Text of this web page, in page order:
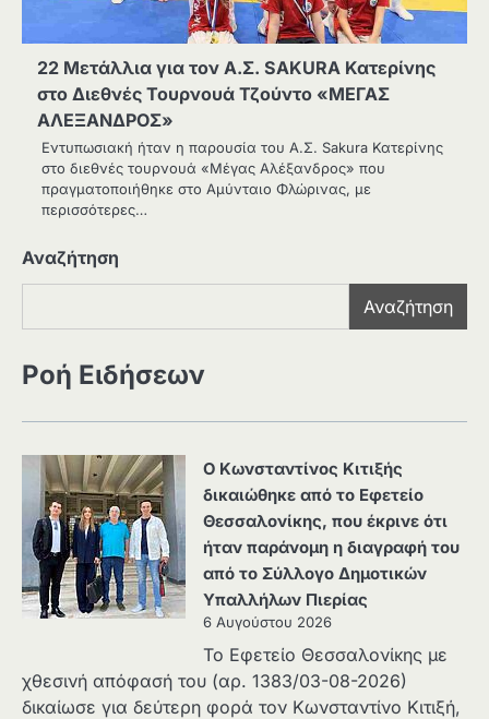
22 Μετάλλια για τον Α.Σ. SAKURA Κατερίνης
στο Διεθνές Τουρνουά Τζούντο «ΜΕΓΑΣ
ΑΛΕΞΑΝΔΡΟΣ»
Εντυπωσιακή ήταν η παρουσία του Α.Σ. Sakura Κατερίνης
στο διεθνές τουρνουά «Μέγας Αλέξανδρος» που
πραγματοποιήθηκε στο Αμύνταιο Φλώρινας, με
περισσότερες…
Αναζήτηση
Αναζήτηση
Ροή Ειδήσεων
Ο Κωνσταντίνος Κιτιξής
δικαιώθηκε από το Εφετείο
Θεσσαλονίκης, που έκρινε ότι
ήταν παράνομη η διαγραφή του
από το Σύλλογο Δημοτικών
Υπαλλήλων Πιερίας
6 Αυγούστου 2026
Το Εφετείο Θεσσαλονίκης με
χθεσινή απόφασή του (αρ. 1383/03-08-2026)
δικαίωσε για δεύτερη φορά τον Κωνσταντίνο Κιτιξή,